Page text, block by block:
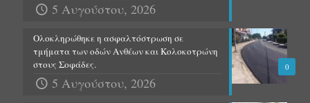
5 Αυγούστου, 2026
0
Ολοκληρώθηκε η ασφαλτόστρωση σε
τμήματα των οδών Ανθέων και Κολοκοτρώνη
στους Σοφάδες.
5 Αυγούστου, 2026